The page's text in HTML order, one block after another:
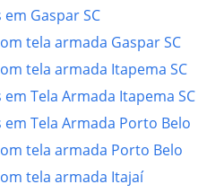
Gaspar SC
tela armada Gaspar SC
tela armada Itapema SC
Tela Armada Itapema SC
Tela Armada Porto Belo
tela armada Porto Belo
tela armada Itajaí